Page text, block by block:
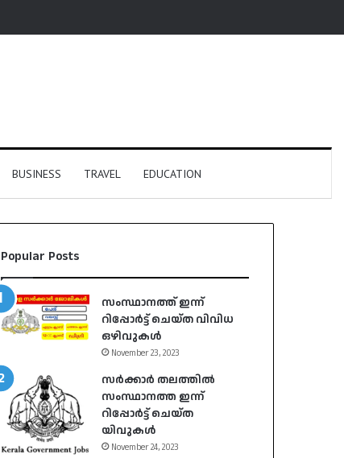
BUSINESS TRAVEL EDUCATION
Popular Posts
സംസ്ഥാനത്ത് ഇന്ന്
റിപ്പോർട്ട് ചെയ്ത വിവിധ
ഒഴിവുകൾ
November 23, 2023
സർക്കാർ തലത്തിൽ
സംസ്ഥാനത്ത ഇന്ന്
റിപ്പോർട്ട് ചെയ്ത
യിവുകൾ
November 24, 2023